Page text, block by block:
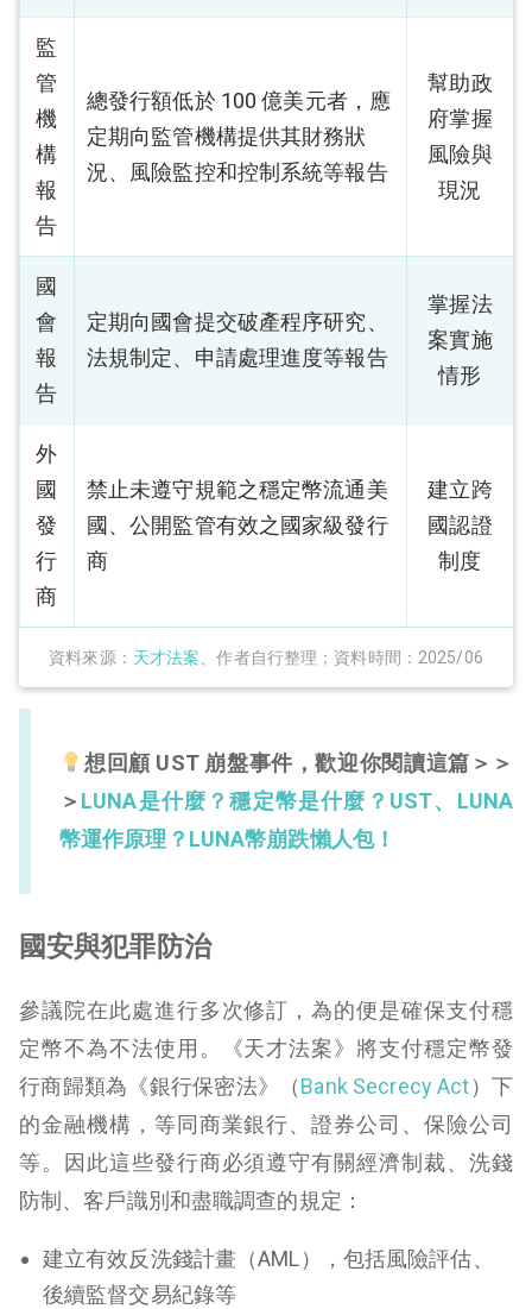
資料來源： 天才法案 、作者自行整理；資料時間：2025/06
監
管
機
構
報
告
總發行額低於 100 億美元者，應
定期向監管機構提供其財務狀
況、風險監控和控制系統等報告
幫助政
府掌握
風險與
現況
國
會
報
告
定期向國會提交破產程序研究、
法規制定、申請處理進度等報告
掌握法
案實施
情形
外
國
發
行
商
禁止未遵守規範之穩定幣流通美
國、公開監管有效之國家級發行
商
建立跨
國認證
制度
想回顧 UST 崩盤事件，歡迎你閱讀這篇＞＞
＞ LUNA是什麼？穩定幣是什麼？UST、LUNA
幣運作原理？LUNA幣崩跌懶人包！
國安與犯罪防治
參議院在此處進行多次修訂，為的便是確保支付穩
定幣不為不法使用。《天才法案》將支付穩定幣發
行商歸類為《銀行保密法》（Bank Secrecy Act）下
的金融機構，等同商業銀行、證券公司、保險公司
等。因此這些發行商必須遵守有關經濟制裁、洗錢
防制、客戶識別和盡職調查的規定：
建立有效反洗錢計畫（AML），包括風險評估、
後續監督交易紀錄等